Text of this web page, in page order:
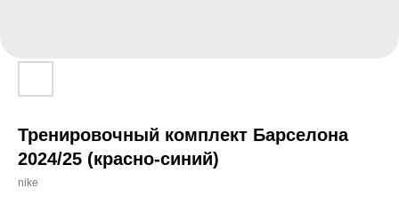
Тренировочный комплект Барселона
2024/25 (красно-синий)
nike